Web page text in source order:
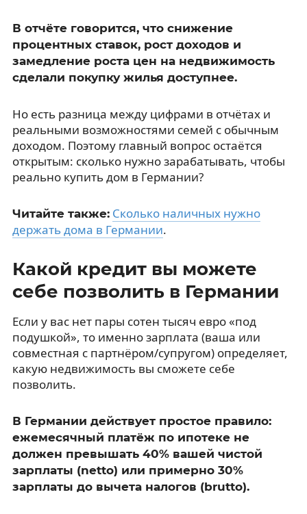
В отчёте говорится, что снижение
процентных ставок, рост доходов и
замедление роста цен на недвижимость
сделали покупку жилья доступнее.
Но есть разница между цифрами в отчётах и
реальными возможностями семей с обычным
доходом. Поэтому главный вопрос остаётся
открытым: сколько нужно зарабатывать, чтобы
реально купить дом в Германии?
Читайте также: Сколько наличных нужно
держать дома в Германии.
Какой кредит вы можете
себе позволить в Германии
Если у вас нет пары сотен тысяч евро «под
подушкой», то именно зарплата (ваша или
совместная с партнёром/супругом) определяет,
какую недвижимость вы сможете себе
позволить.
В Германии действует простое правило:
ежемесячный платёж по ипотеке не
должен превышать 40% вашей чистой
зарплаты (netto) или примерно 30%
зарплаты до вычета налогов (brutto).